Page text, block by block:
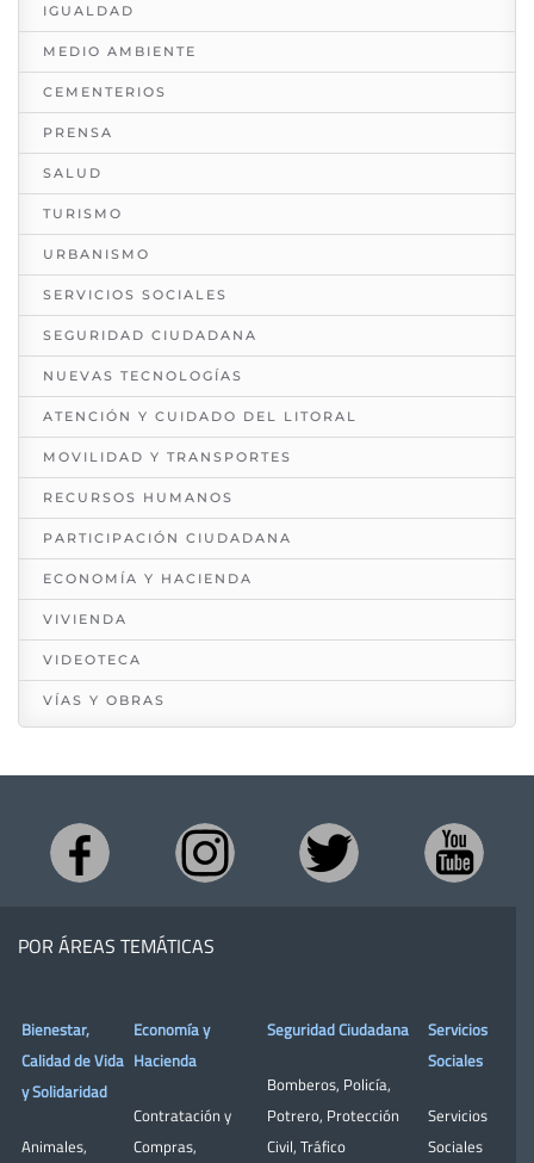
IGUALDAD
MEDIO AMBIENTE
CEMENTERIOS
PRENSA
SALUD
TURISMO
URBANISMO
SERVICIOS SOCIALES
SEGURIDAD CIUDADANA
NUEVAS TECNOLOGÍAS
ATENCIÓN Y CUIDADO DEL LITORAL
MOVILIDAD Y TRANSPORTES
RECURSOS HUMANOS
PARTICIPACIÓN CIUDADANA
ECONOMÍA Y HACIENDA
VIVIENDA
VIDEOTECA
VÍAS Y OBRAS
POR ÁREAS TEMÁTICAS
Bienestar,
Calidad de Vida
y Solidaridad
Animales,
Economía y
Hacienda
Contratación y
Compras,
Seguridad Ciudadana
Bomberos, Policía,
Potrero, Protección
Civil, Tráfico
Servicios
Sociales
Servicios
Sociales